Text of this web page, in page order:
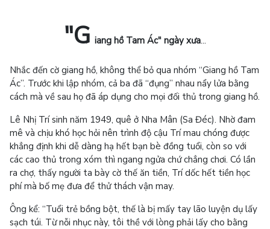
"G iang hồ Tam Ác" ngày xưa...
Nhắc đến cờ giang hồ, không thể bỏ qua nhóm “Giang hồ Tam
Ác”. Trước khi lập nhóm, cả ba đã “đụng” nhau nẩy lửa bằng
cách mà về sau họ đã áp dụng cho mọi đối thủ trong giang hồ.
Lê Nhị Trí sinh năm 1949, quê ở Nha Mân (Sa Đéc). Nhờ đam
mê và chịu khó học hỏi nên trình độ cậu Trí mau chóng được
khẳng định khi dễ dàng hạ hết bạn bè đồng tuổi, còn so với
các cao thủ trong xóm thì ngang ngửa chứ chẳng chơi. Có lần
ra chợ, thấy người ta bày cờ thế ăn tiền, Trí dốc hết tiền học
phí mà bố mẹ đưa để thử thách vận may.
Ông kể: “Tuổi trẻ bồng bột, thế là bị mấy tay lão luyện dụ lấy
sạch túi. Từ nỗi nhục này, tôi thề với lòng phải lấy cho bằng